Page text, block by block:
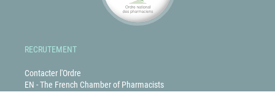
RECRUTEMENT
Contacter l'Ordre
EN - The French Chamber of Pharmacists